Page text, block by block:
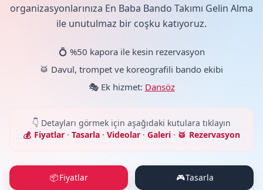
organizasyonlarınıza En Baba Bando Takımı Gelin Alma
ile unutulmaz bir coşku katıyoruz.
💍 %50 kapora ile kesin rezervasyon
🥁 Davul, trompet ve koreografili bando ekibi
🎭 Ek hizmet: Dansöz
👇 Detayları görmek için aşağıdaki kutulara tıklayın
Fiyatlar· Tasarla· Videolar· Galeri· Rezervasyon
📦Fiyatlar 🎮Tasarla